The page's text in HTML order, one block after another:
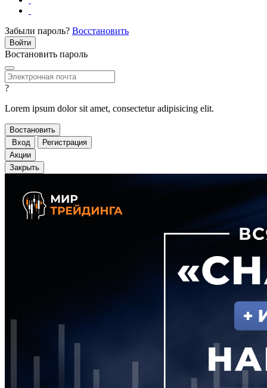
Забыли пароль? Восстановить
Востановить пароль
?
Lorem ipsum dolor sit amet, consectetur adipisicing elit.
Вход
Регистрация
Акции
Закрыть